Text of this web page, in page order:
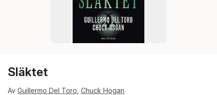
Släktet
Av Guillermo Del Toro Chuck Hogan